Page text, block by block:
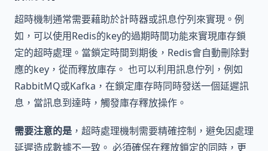
超時機制通常需要藉助於計時器或訊息佇列來實現。例
如，可以使用Redis的key的過期時間功能來實現庫存鎖
定的超時處理。當鎖定時間到期後，Redis會自動刪除對
應的key，從而釋放庫存。 也可以利用訊息佇列，例如
RabbitMQ或Kafka，在鎖定庫存時同時發送一個延遲訊
息，當訊息到達時，觸發庫存釋放操作。
需要注意的是 ，超時處理機制需要精確控制，避免因處理
延遲造成數據不一致。 必須確保在釋放鎖定的同時，更